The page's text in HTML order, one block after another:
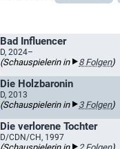
Bad Influencer
D, 2024–
(Schauspielerin in 8 Folgen)
Die Holzbaronin
D, 2013
(Schauspielerin in 3 Folgen)
Die verlorene Tochter
D/CDN/CH, 1997